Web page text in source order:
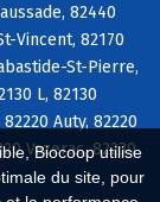
Biocoop utilise
du site, pour
82440
Vincent, 82170
St-Pierre,
L, 82130
Auty, 82220
Vazerac, 82230